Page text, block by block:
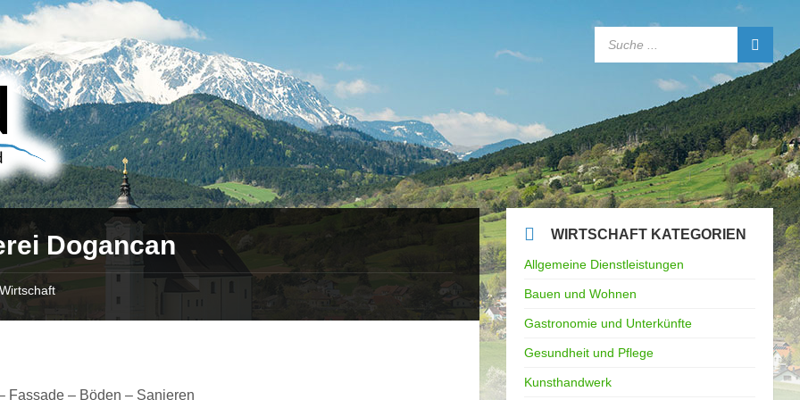
Dogancan
Wirtschaft
Fassade – Böden – Sanieren
WIRTSCHAFT KATEGORIEN
Allgemeine Dienstleistungen
Bauen und Wohnen
Gastronomie und Unterkünfte
Gesundheit und Pflege
Kunsthandwerk